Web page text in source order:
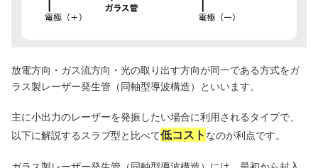
放電方向・ガス流方向・光の取り出す方向が同一である方式をガ
ラス製レーザー発生管（同軸型導波構造）といいます。
主に小出力のレーザーを発振したい場合に利用されるタイプで、
以下に解説するスラブ型と比べて低コスト なのが利点です。